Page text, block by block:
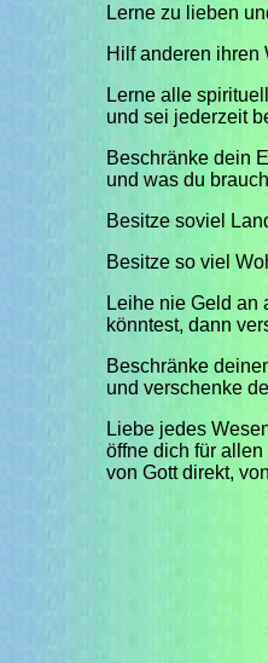
Lerne zu lieben
Hilf anderen ihren
Lerne alle
und sei jederzeit
Beschränke dein
und was du
Besitze soviel
Besitze so viel
Leihe nie Geld an
könntest, dann
Beschränke
und verschenke
Liebe jedes
öffne dich für
von Gott direkt,